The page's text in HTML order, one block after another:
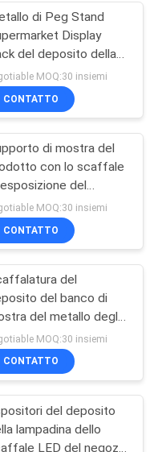
di giro
del
42
al
di Peg Stand
Display
del deposito della
MOQ:30 insiemi
CONTATTO
di mostra del
con lo scaffale
del
di Pegboard del
MOQ:30 insiemi
CONTATTO
del
del banco di
del metallo degli
dell'hardware
MOQ:30 insiemi
CONTATTO
del deposito
lampadina dello
LED del negozio